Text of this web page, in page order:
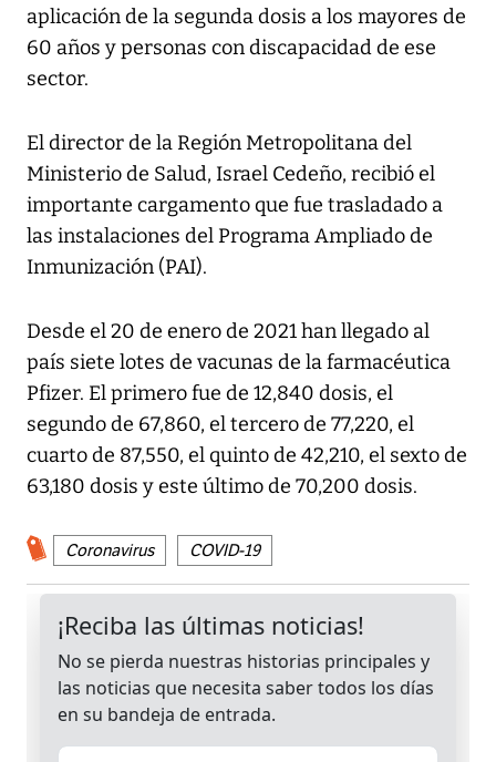
aplicación de la segunda dosis a los mayores de
60 años y personas con discapacidad de ese
sector.
El director de la Región Metropolitana del
Ministerio de Salud, Israel Cedeño, recibió el
importante cargamento que fue trasladado a
las instalaciones del Programa Ampliado de
Inmunización (PAI).
Desde el 20 de enero de 2021 han llegado al
país siete lotes de vacunas de la farmacéutica
Pfizer. El primero fue de 12,840 dosis, el
segundo de 67,860, el tercero de 77,220, el
cuarto de 87,550, el quinto de 42,210, el sexto de
63,180 dosis y este último de 70,200 dosis.
Coronavirus COVID-19